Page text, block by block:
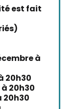
est fait
à
20h30
20h30
20h30